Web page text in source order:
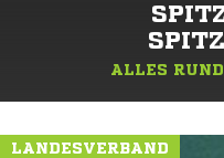
ALLES
LANDESVERBAND